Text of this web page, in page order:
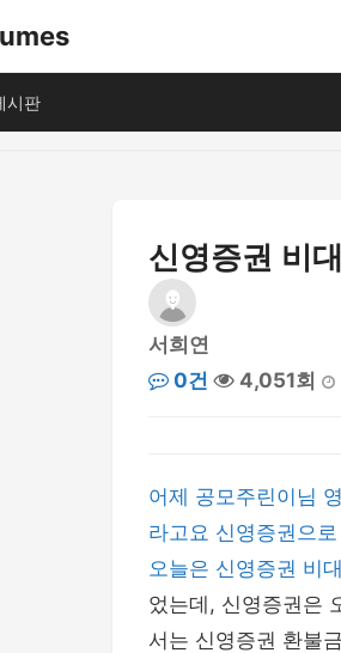
시판
신영증권 비
서희연
0건
4,051회
어제 공모주린이님
라고요 신영증권으
오늘은 신영증권 비
었는데, 신영증권은
서는 신영증권 환불